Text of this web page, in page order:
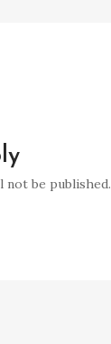
not be published.